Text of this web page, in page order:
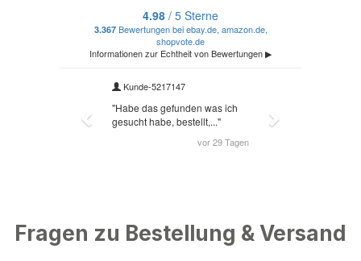
Fragen zu Bestellung & Versand